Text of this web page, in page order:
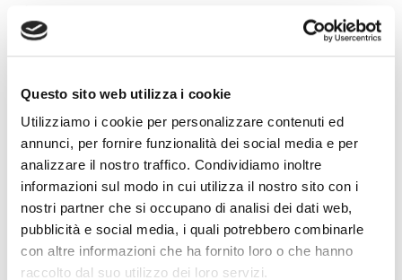
Questo sito web utilizza i cookie
Utilizziamo i cookie per personalizzare contenuti ed
annunci, per fornire funzionalità dei social media e per
analizzare il nostro traffico. Condividiamo inoltre
informazioni sul modo in cui utilizza il nostro sito con i
nostri partner che si occupano di analisi dei dati web,
pubblicità e social media, i quali potrebbero combinarle
con altre informazioni che ha fornito loro o che hanno
raccolto dal suo utilizzo dei loro servizi.
presentata ieri in occasione del Convegno
“Semplificazione regolamentare e vigilanza
del Factoring”, organizzato da SDA Bocconi,
patrocinato da Assifact e aperto daStefano Caselli
Dean della Scuola, confermano un profilo di rischio
strutturalmente contenuto e una crescente rilevanza
economica del factoring, che tuttavia continua a
scontare un trattamento regolamentare che non
sempre riflette le sue specificità operative. Secondo
Alessandro Carretta, Segretario Generale di
Assifact, “la semplificazione regolamentare